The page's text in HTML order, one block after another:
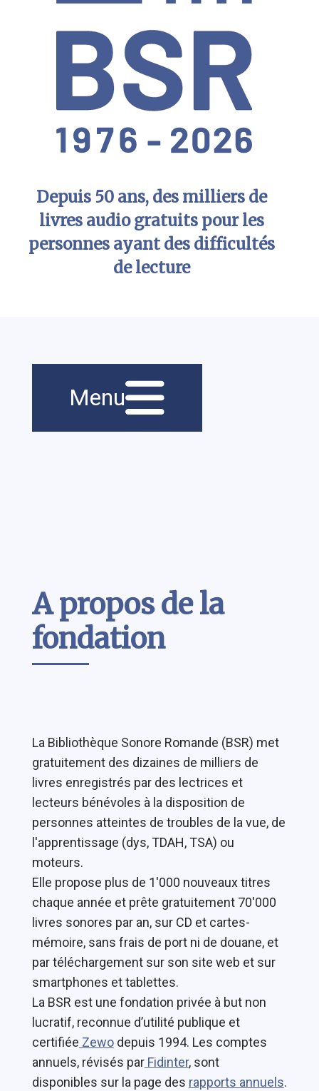
Depuis 50 ans, des milliers de
livres audio gratuits pour les
personnes ayant des difficultés
de lecture
principale
Menu
A propos de la
fondation
La Bibliothèque Sonore Romande (BSR) met
gratuitement des dizaines de milliers de
livres enregistrés par des lectrices et
lecteurs bénévoles à la disposition de
personnes atteintes de troubles de la vue, de
l'apprentissage (dys, TDAH, TSA) ou
moteurs.
Elle propose plus de 1'000 nouveaux titres
chaque année et prête gratuitement 70'000
livres sonores par an, sur CD et cartes-
mémoire, sans frais de port ni de douane, et
par téléchargement sur son site web et sur
smartphones et tablettes.
La BSR est une fondation privée à but non
lucratif, reconnue d’utilité publique et
certifiée Zewodepuis 1994. Les comptes
annuels, révisés parFidinter, sont
disponibles sur la page des rapports annuels.